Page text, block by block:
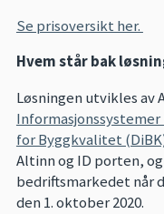
Se prisoversikt her.
Hvem står bak
Løsningen utvikles av
Informasjonssystemer
for Byggkvalitet
Altinn og ID porten,
bedriftsmarkedet når
den 1. oktober 2020.